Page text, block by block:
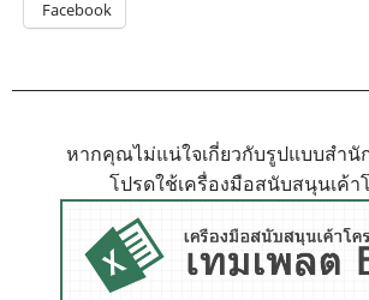
Facebook
หากคุณไม่แน่ใจเกี่ยวกับรูปแบบสำ
โปรดใช้เครื่องมือสนับสนุนเค้า